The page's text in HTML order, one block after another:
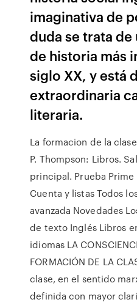
imaginativa de
duda se trata
de historia más
siglo XX, y está
extraordinaria
literaria.
La formacion de la
P. Thompson: Libros.
principal. Prueba
Cuenta y listas Todos
avanzada Novedades
de texto Inglés Libros
idiomas LA
FORMACIÓN DE LA
clase, en el sentido
definida con mayor